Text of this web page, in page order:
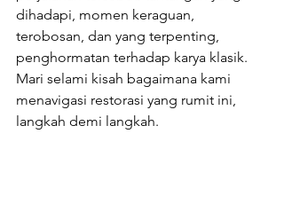
dihadapi, momen keraguan,
terobosan, dan yang terpenting,
penghormatan terhadap karya klasik.
Mari selami kisah bagaimana kami
menavigasi restorasi yang rumit ini,
langkah demi langkah.